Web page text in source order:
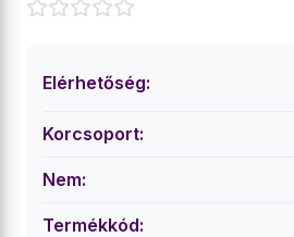
Elérhetőség:
Korcsoport:
Nem:
Termékkód: